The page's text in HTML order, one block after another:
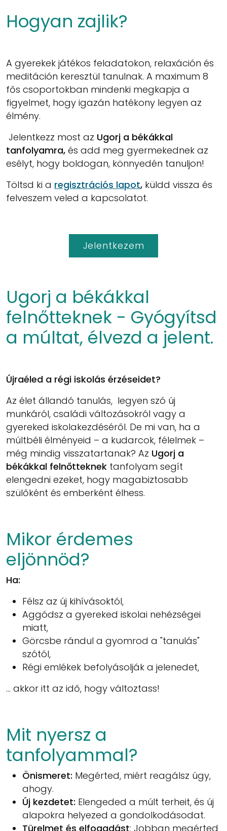
Hogyan zajlik?
A gyerekek játékos feladatokon, relaxáción és
meditáción keresztül tanulnak. A maximum 8
fős csoportokban mindenki megkapja a
figyelmet, hogy igazán hatékony legyen az
élmény.
Jelentkezz most az Ugorj a békákkal
tanfolyamra, és add meg gyermekednek az
esélyt, hogy boldogan, könnyedén tanuljon!
Töltsd ki a regisztrációs lapot, küldd vissza és
felveszem veled a kapcsolatot.
Jelentkezem
Ugorj a békákkal
felnőtteknek - Gyógyítsd
a múltat, élvezd a jelent.
Újraéled a régi iskolás érzéseidet?
Az élet állandó tanulás, legyen szó új
munkáról, családi változásokról vagy a
gyereked iskolakezdéséről. De mi van, ha a
múltbéli élményeid – a kudarcok, félelmek –
még mindig visszatartanak? Az Ugorj a
békákkal felnőtteknek tanfolyam segít
elengedni ezeket, hogy magabiztosabb
szülőként és emberként élhess.
Mikor érdemes
eljönnöd?
Ha:
Félsz az új kihívásoktól,
Aggódsz a gyereked iskolai nehézségei
miatt,
Görcsbe rándul a gyomrod a "tanulás"
szótól,
Régi emlékek befolyásolják a jelenedet,
… akkor itt az idő, hogy változtass!
Mit nyersz a
tanfolyammal?
Önismeret: Megérted, miért reagálsz úgy,
ahogy.
Új kezdetet: Elengeded a múlt terheit, és új
alapokra helyezed a gondolkodásodat.
Türelmet és elfogadást: Jobban megérted